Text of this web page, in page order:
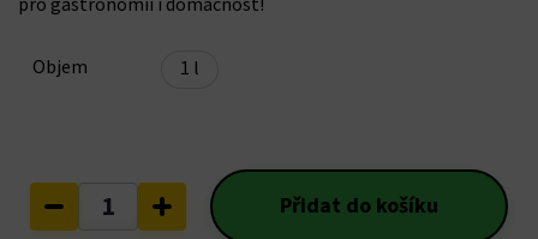
Hacklink panel
Hacklink panel
Objem 1 l
Odmašťovač
množství
Přidat do košíku